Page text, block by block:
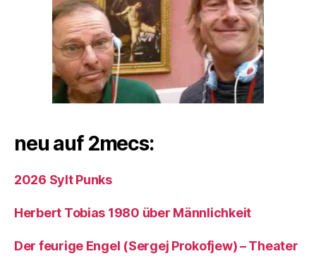
neu auf 2mecs:
2026 Sylt Punks
Herbert Tobias 1980 über Männlichkeit
Der feurige Engel (Sergej Prokofjew) – Theater